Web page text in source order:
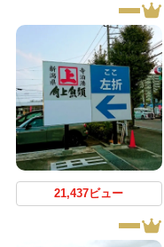
21,437ビュー